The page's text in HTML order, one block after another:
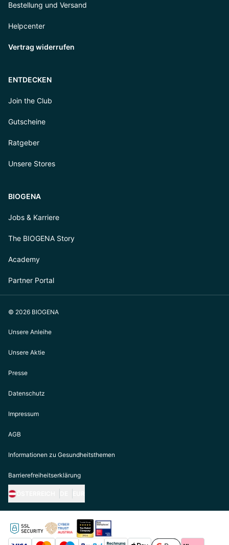
Bestellung und Versand
Helpcenter
Vertrag widerrufen
ENTDECKEN
Join the Club
Gutscheine
Ratgeber
Unsere Stores
BIOGENA
Jobs & Karriere
The BIOGENA Story
Academy
Partner Portal
© 2026 BIOGENA
Unsere Anleihe
Unsere Aktie
Presse
Datenschutz
Impressum
AGB
Informationen zu Gesundheitsthemen
Barrierefreiheitserklärung
https://biogena.com/de-at
https://biogena.com/de-de
https://biogena.com/de-ch